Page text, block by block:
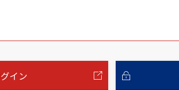
イン